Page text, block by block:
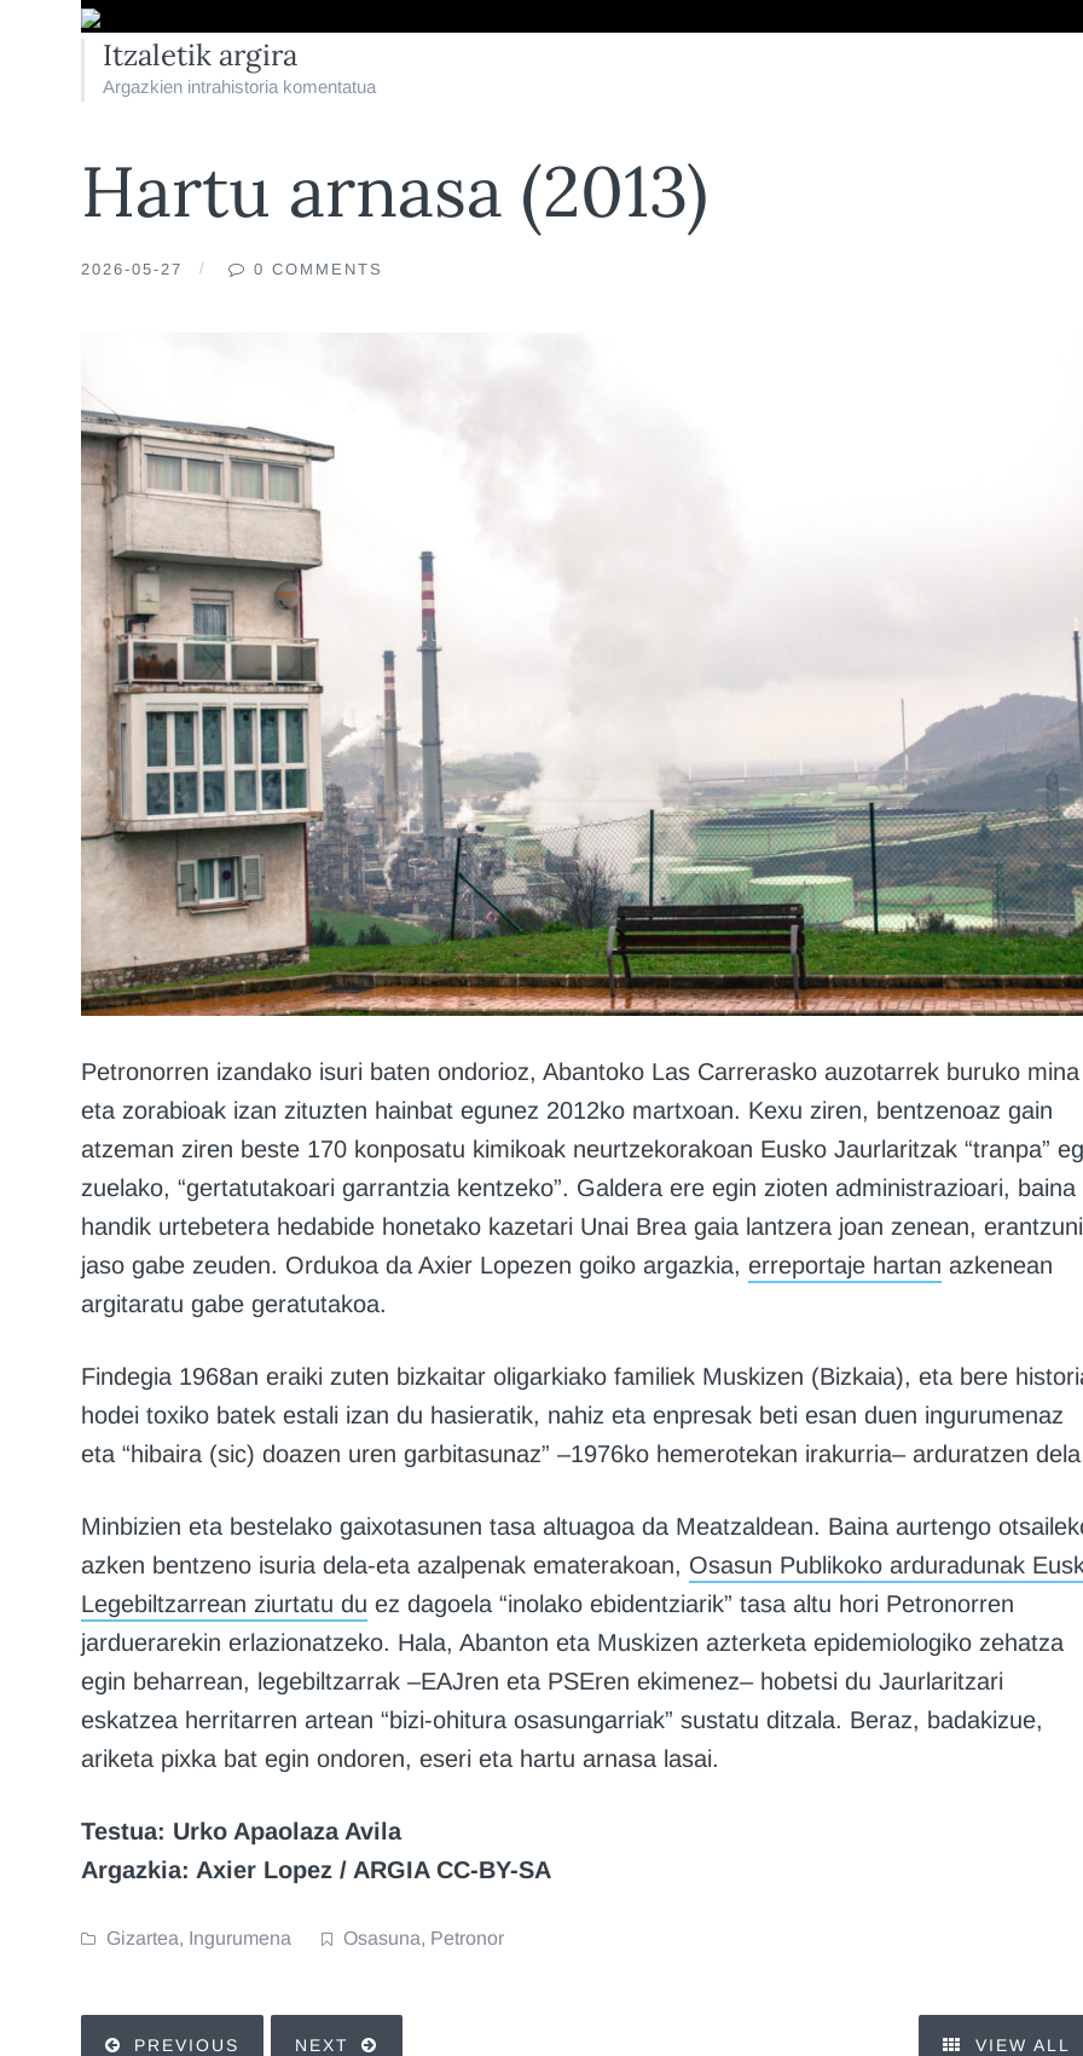
Itzaletik argira
Argazkien intrahistoria komentatua
Hartu arnasa (2013)
2026-05-27 0 COMMENTS
Petronorren izandako isuri baten ondorioz, Abantoko Las Carrerasko auzotarrek buruko mina
eta zorabioak izan zituzten hainbat egunez 2012ko martxoan. Kexu ziren, bentzenoaz gain
atzeman ziren beste 170 konposatu kimikoak neurtzekorakoan Eusko Jaurlaritzak “tranpa”
zuelako, “gertatutakoari garrantzia kentzeko”. Galdera ere egin zioten administrazioari, baina
handik urtebetera hedabide honetako kazetari Unai Brea gaia lantzera joan zenean,
jaso gabe zeuden. Ordukoa da Axier Lopezen goiko argazkia,erreportaje hartan azkenean
argitaratu gabe geratutakoa.
Findegia 1968an eraiki zuten bizkaitar oligarkiako familiek Muskizen (Bizkaia), eta bere
hodei toxiko batek estali izan du hasieratik, nahiz eta enpresak beti esan duen ingurumenaz
eta “hibaira (sic) doazen uren garbitasunaz” –1976ko hemerotekan irakurria– arduratzen
Minbizien eta bestelako gaixotasunen tasa altuagoa da Meatzaldean. Baina aurtengo
azken bentzeno isuria dela-eta azalpenak ematerakoan, Osasun Publikoko arduradunak
Legebiltzarrean ziurtatu du ez dagoela “inolako ebidentziarik” tasa altu hori Petronorren
jarduerarekin erlazionatzeko. Hala, Abanton eta Muskizen azterketa epidemiologiko zehatza
egin beharrean, legebiltzarrak –EAJren eta PSEren ekimenez– hobetsi du Jaurlaritzari
eskatzea herritarren artean “bizi-ohitura osasungarriak” sustatu ditzala. Beraz, badakizue,
ariketa pixka bat egin ondoren, eseri eta hartu arnasa lasai.
Testua: Urko Apaolaza Avila
Argazkia: Axier Lopez / ARGIA CC-BY-SA
Gizartea, Ingurumena Osasuna, Petronor
PREVIOUS NEXT VIEW ALL